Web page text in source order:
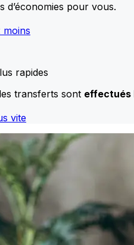
d’économies pour vous.
moins
rapides
transferts sont effectués
vite